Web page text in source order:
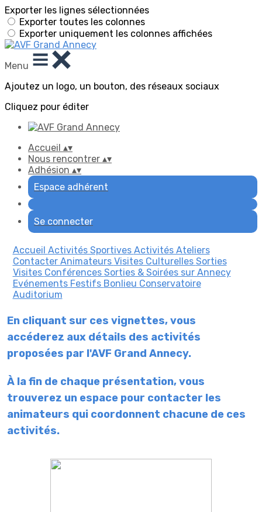
Exporter les lignes sélectionnées
Exporter toutes les colonnes
Exporter uniquement les colonnes affichées
Menu
Ajoutez un logo, un bouton, des réseaux sociaux
Cliquez pour éditer
Accueil ▴▾
Nous rencontrer ▴▾
Adhésion ▴▾
Espace adhérent
Se connecter
Accueil Activités Sportives Activités Ateliers
Contacter Animateurs Visites Culturelles Sorties
Visites Conférences Sorties & Soirées sur Annecy
Evénements Festifs Bonlieu Conservatoire
Auditorium
En cliquant sur ces vignettes, vous
accéderez aux détails des activités
proposées par l'AVF Grand Annecy.
À la fin de chaque présentation, vous
trouverez un espace pour contacter les
animateurs qui coordonnent chacune de ces
activités.